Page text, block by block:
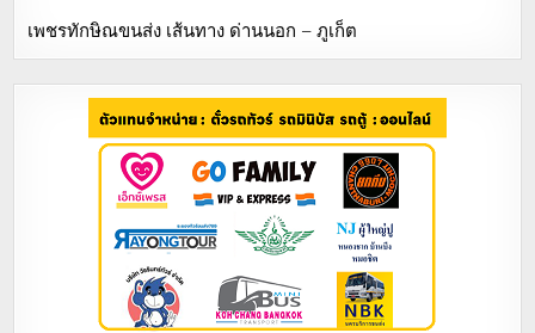
เพชรทักษิณขนส่ง เส้นทาง ด่านนอก – ภูเก็ต